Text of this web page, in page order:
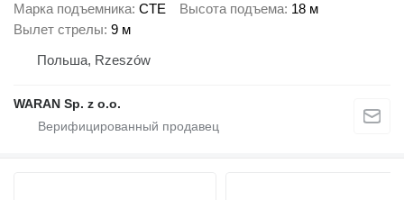
Марка подъемника CTE Высота подъема 18 м
Вылет стрелы 9 м
Польша, Rzeszów
WARAN Sp. z o.o.